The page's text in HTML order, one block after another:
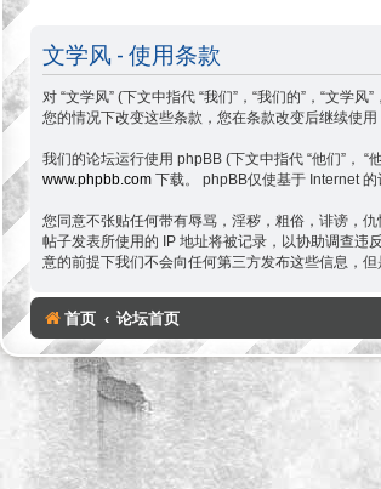
文学风 - 使用条款
对 “文学风” (下文中指代 “我们”，“我们的”，“文学
您的情况下改变这些条款，您在条款改变后继续使用
我们的论坛运行使用 phpBB (下文中指代 “他们”， “
www.phpbb.com 下载。 phpBB仅使基于 Internet
您同意不张贴任何带有辱骂，淫秽，粗俗，诽谤，
帖子发表所使用的 IP 地址将被记录，以协助调查违
意的前提下我们不会向任何第三方发布这些信息，
首页 论坛首页